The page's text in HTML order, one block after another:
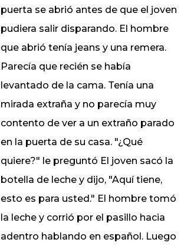
puerta se abrió antes de que el joven
pudiera salir disparando. El hombre
que abrió tenía jeans y una remera.
Parecía que recién se había
levantado de la cama. Tenía una
mirada extraña y no parecía muy
contento de ver a un extraño parado
en la puerta de su casa. "¿Qué
quiere?" le preguntó El joven sacó la
botella de leche y dijo, "Aquí tiene,
esto es para usted." El hombre tomó
la leche y corrió por el pasillo hacia
adentro hablando en español. Luego